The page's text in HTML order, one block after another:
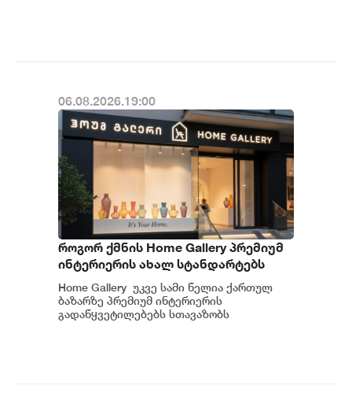
06.08.2026.19:00
როგორ ქმნის Home Gallery პრემიუმ
ინტერიერის ახალ სტანდარტებს
საქართველოში
Home Gallery უკვე სამი წელია ქართულ
ბაზარზე პრემიუმ ინტერიერის
გადაწყვეტილებებს სთავაზობს